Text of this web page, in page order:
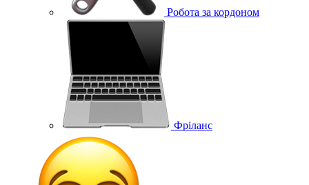
Робота за кордоном
Фріланс